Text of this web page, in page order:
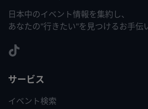
日本中のイベント情報を集約し、
あなたの"行きたい"を見つけるお手伝
サービス
イベント検索